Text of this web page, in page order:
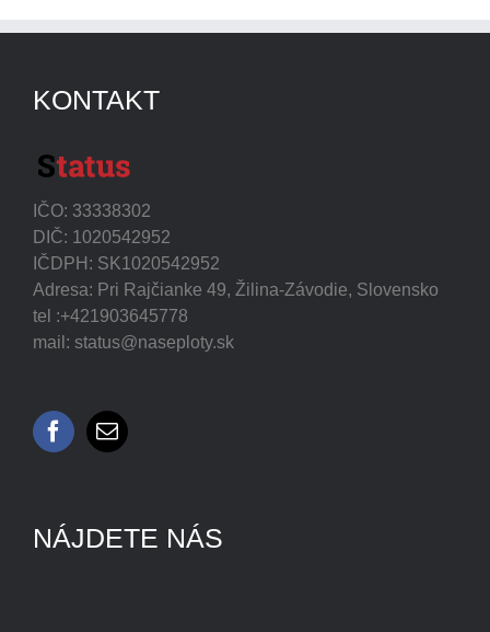
KONTAKT
IČO: 33338302
DIČ: 1020542952
IČDPH: SK1020542952
Adresa: Pri Rajčianke 49, Žilina-Závodie, Slovensko
tel :+421903645778
mail: status@naseploty.sk
NÁJDETE NÁS